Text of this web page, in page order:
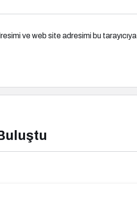
ve web site adresimi bu tarayıcıya